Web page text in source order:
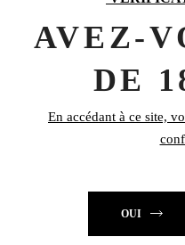
AVEZ-
DE
En accédant à ce site,
OUI
https://
POIDS 1 kg